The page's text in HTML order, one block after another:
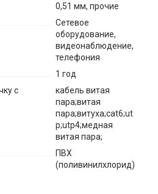
0,51 мм, прочие
Сетевое
оборудование,
видеонаблюдение,
телефония
1 год
с
кабель витая
пара;витая
пара;витуха;cat6;ut
p;utp4;медная
витая пара;
ПВХ
(поливинилхлорид)